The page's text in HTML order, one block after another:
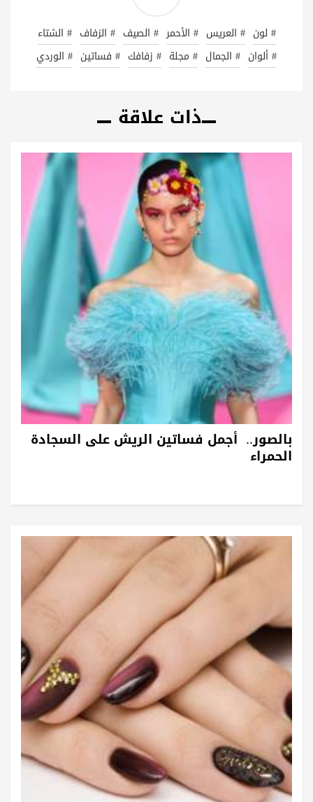
# لون # العريس # الأحمر # الصيف # الزفاف # الشتاء
# ألوان # الجمال # مجلة # زفافك # فساتين # الوردي
ذات علاقة
بالصور.. أجمل فساتين الريش على السجادة
الحمراء